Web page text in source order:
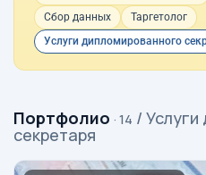
Сбор данных
Таргетолог
Услуги дипломированного
Портфолио · 14 /
секретаря